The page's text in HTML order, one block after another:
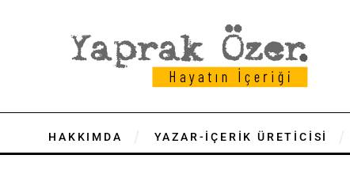
HAKKIMDA YAZAR-İÇERİK ÜRETİCİSİ